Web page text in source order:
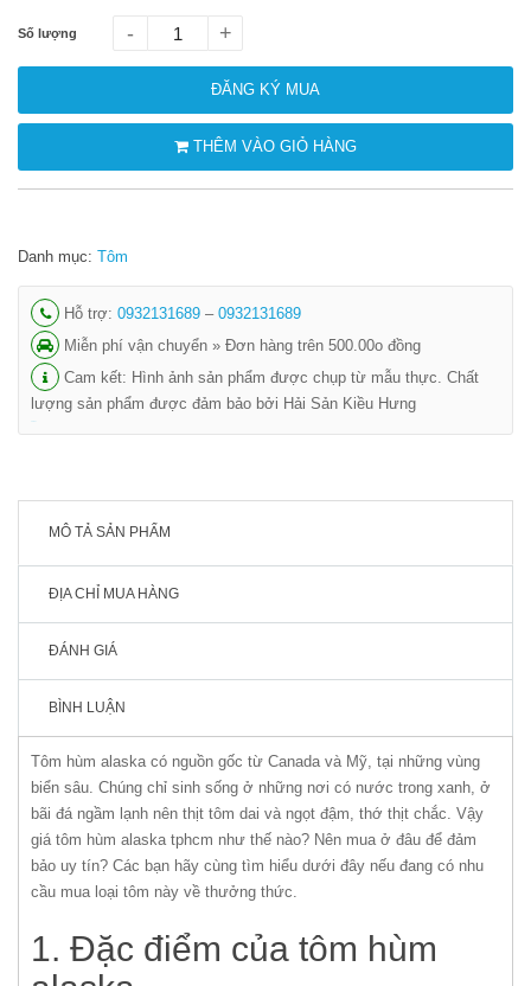
Số lượng - +
ĐĂNG KÝ MUA
THÊM VÀO GIỎ HÀNG
Danh mục: Tôm
Hỗ trợ: 0932131689 – 0932131689
Miễn phí vận chuyển » Đơn hàng trên 500.00o đồng
Cam kết: Hình ảnh sản phẩm được chụp từ mẫu thực. Chất
lượng sản phẩm được đảm bảo bởi Hải Sản Kiều Hưng
MÔ TẢ SẢN PHẨM
ĐỊA CHỈ MUA HÀNG
ĐÁNH GIÁ
BÌNH LUẬN
Tôm hùm alaska có nguồn gốc từ Canada và Mỹ, tại những vùng
biển sâu. Chúng chỉ sinh sống ở những nơi có nước trong xanh, ở
bãi đá ngầm lạnh nên thịt tôm dai và ngọt đậm, thớ thịt chắc. Vậy
giá tôm hùm alaska tphcm như thế nào? Nên mua ở đâu để đảm
bảo uy tín? Các bạn hãy cùng tìm hiểu dưới đây nếu đang có nhu
cầu mua loại tôm này về thưởng thức.
1. Đặc điểm của tôm hùm